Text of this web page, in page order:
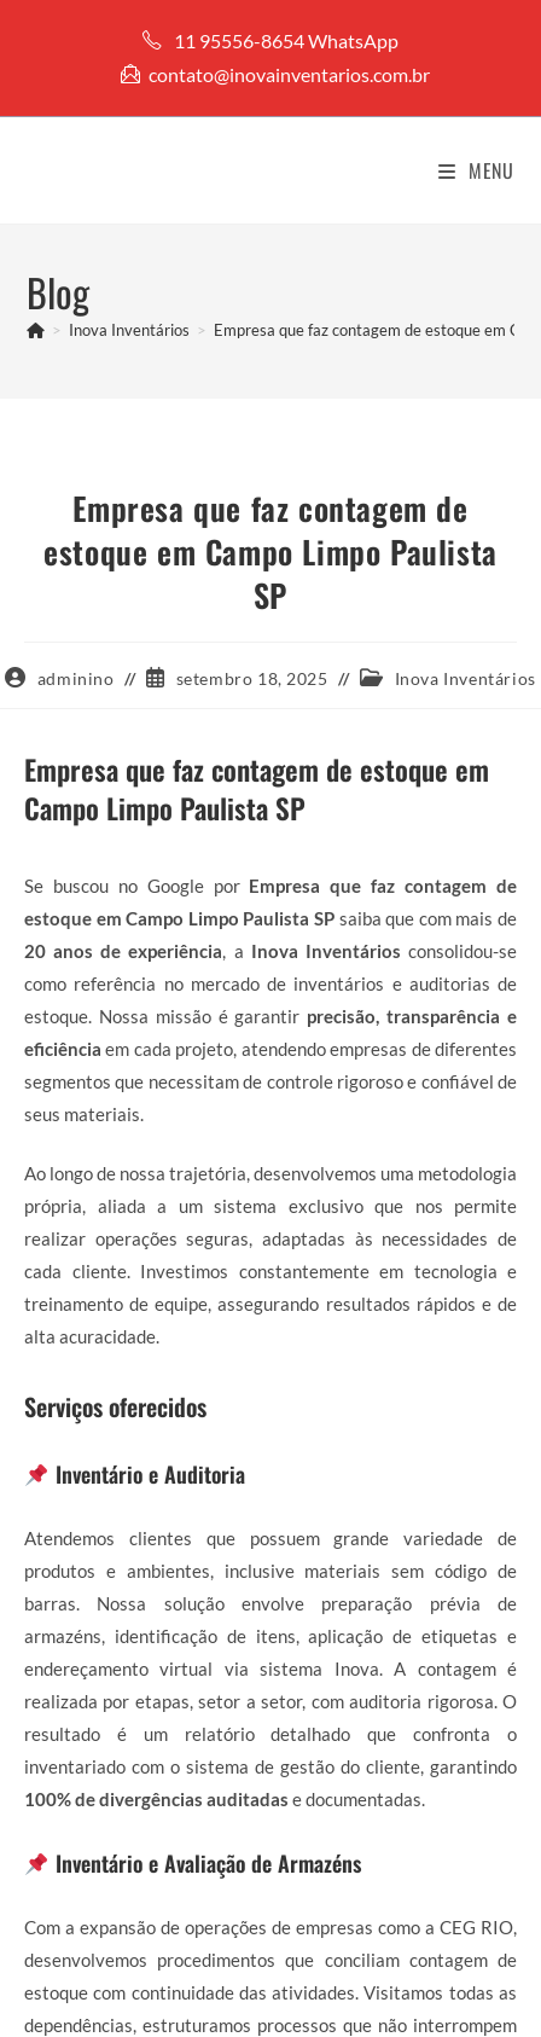
11 95556-8654 WhatsApp
contato@inovainventarios.com.br
MENU
Blog
> Inova Inventários > Empresa que faz contagem de estoque em
Empresa que faz contagem de
estoque em Campo Limpo Paulista
SP
Autoradminino
Postsetembro 18, 2025
Categoria
Inova Inventários
Empresa que faz contagem de estoque em
Campo Limpo Paulista SP
Se buscou no Google por Empresa que faz contagem de
estoque em Campo Limpo Paulista SP saiba que com mais de
20 anos de experiência , a Inova Inventários consolidou-se
como referência no mercado de inventários e auditorias de
estoque. Nossa missão é garantir precisão, transparência e
eficiência em cada projeto, atendendo empresas de diferentes
segmentos que necessitam de controle rigoroso e confiável de
seus materiais.
Ao longo de nossa trajetória, desenvolvemos uma metodologia
própria, aliada a um sistema exclusivo que nos permite
realizar operações seguras, adaptadas às necessidades de
cada cliente. Investimos constantemente em tecnologia e
treinamento de equipe, assegurando resultados rápidos e de
alta acuracidade.
Serviços oferecidos
Inventário e Auditoria
Atendemos clientes que possuem grande variedade de
produtos e ambientes, inclusive materiais sem código de
barras. Nossa solução envolve preparação prévia de
armazéns, identificação de itens, aplicação de etiquetas e
endereçamento virtual via sistema Inova. A contagem é
realizada por etapas, setor a setor, com auditoria rigorosa. O
resultado é um relatório detalhado que confronta o
inventariado com o sistema de gestão do cliente, garantindo
100% de divergências auditadas e documentadas.
Inventário e Avaliação de Armazéns
Com a expansão de operações de empresas como a CEG RIO,
desenvolvemos procedimentos que conciliam contagem de
estoque com continuidade das atividades. Visitamos todas as
dependências, estruturamos processos que não interrompem